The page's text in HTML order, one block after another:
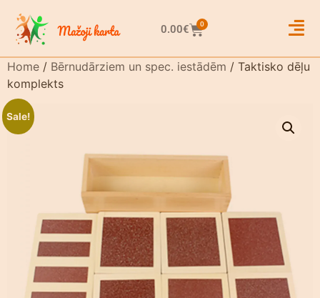
0.00€ 0
Home / Bērnudārziem un spec. iestādēm / Taktisko dēļu
komplekts
Sale!